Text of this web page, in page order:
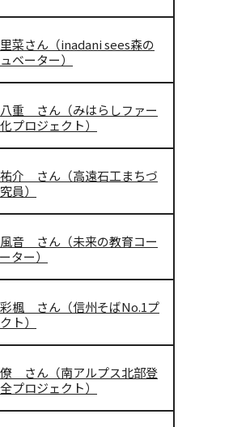
菜さん（inadani sees森の
ベーター）
重 さん（みはらしファー
プロジェクト）
介 さん（高遠石工まちづ
員）
音 さん（未来の教育コー
ター）
楓 さん（信州そばNo.1プ
ト）
さん（南アルプス北部登
プロジェクト）